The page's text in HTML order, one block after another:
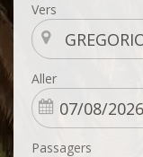
Vers
Aller
Passagers